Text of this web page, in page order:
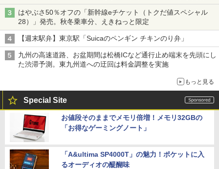
はやぶさ50％オフの「新幹線eチケット（トクだ値スペシャル
28）」発売。秋冬乗車分、えきねっと限定
【週末駅弁】東京駅「Suicaのペンギン チキンのり弁」
九州の高速道路、お盆期間は松橋ICなど通行止め端末を先頭にし
た渋滞予測。東九州道への迂回は料金調整を実施
もっと見る
Special Site
お値段そのままでメモリ倍増！メモリ32GBの
「お得なゲーミングノート」
「A&ultima SP4000T」の魅力！ポケットに入
るオーディオの醍醐味